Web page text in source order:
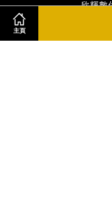
主頁
欣輝數
門市